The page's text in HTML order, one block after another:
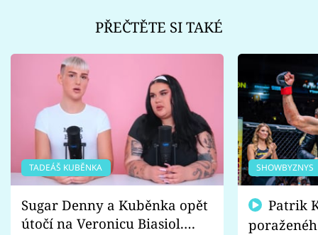
PŘEČTĚTE SI TAKÉ
TADEÁŠ KUBĚNKA
Sugar Denny a Kuběnka opět
útočí na Veronicu Biasiol.
SHOWBYZNYS